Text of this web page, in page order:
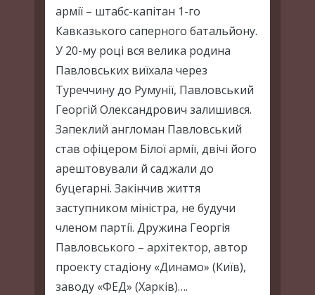
армії – штабс-капітан 1-го
Кавказького саперного батальйону.
У 20-му році вся велика родина
Павловських виїхала через
Туреччину до Румунії, Павловський
Георгій Олександрович залишився.
Запеклий англоман Павловський
став офіцером Білої армії, двічі його
арештовували й саджали до
буцегарні. Закінчив життя
заступником міністра, не будучи
членом партії. Дружина Георгія
Павловського – архітектор, автор
проекту стадіону «Динамо» (Київ),
заводу «ФЕД» (Харків)….